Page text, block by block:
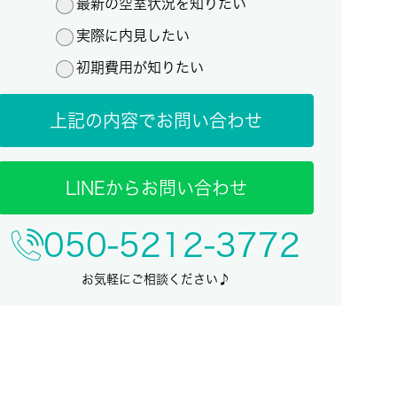
最新の空室状況を知りたい
実際に内見したい
初期費用が知りたい
上記の内容でお問い合わせ
LINEからお問い合わせ
050-5212-3772
お気軽にご相談ください♪